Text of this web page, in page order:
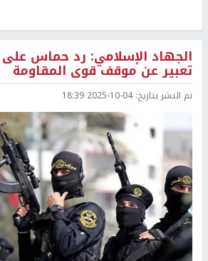
الجهاد الإسلامي: رد حماس
تعبير عن موقف قوى المقاومة
تم النشر بتاريخ:2025-10-04 18:39